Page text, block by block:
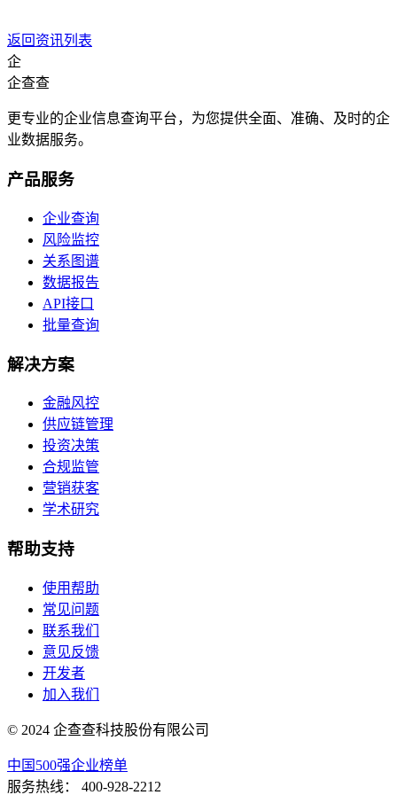
返回资讯列表
企
企查查
更专业的企业信息查询平台，为您提供全面、准确、及时的企
业数据服务。
产品服务
企业查询
风险监控
关系图谱
数据报告
API接口
批量查询
解决方案
金融风控
供应链管理
投资决策
合规监管
营销获客
学术研究
帮助支持
使用帮助
常见问题
联系我们
意见反馈
开发者
加入我们
© 2024 企查查科技股份有限公司
中国500强企业榜单
服务热线：
400-928-2212